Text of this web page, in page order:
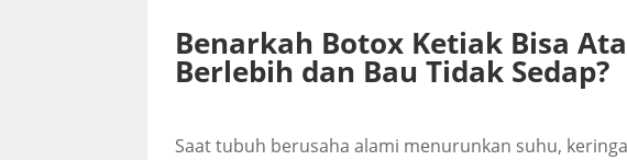
Benarkah Botox Ketiak Bisa
Berlebih dan Bau Tidak Sedap?
Saat tubuh berusaha alami menurunkan suhu,